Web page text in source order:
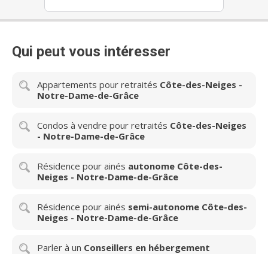
Qui peut vous intéresser
Appartements pour retraités Côte-des-Neiges -
Notre-Dame-de-Grâce
Condos à vendre pour retraités Côte-des-Neiges
- Notre-Dame-de-Grâce
Résidence pour ainés autonome Côte-des-
Neiges - Notre-Dame-de-Grâce
Résidence pour ainés semi-autonome Côte-des-
Neiges - Notre-Dame-de-Grâce
Parler à un Conseillers en hébergement